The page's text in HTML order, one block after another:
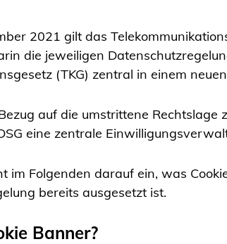
2021 gilt das
die jeweiligen
(TKG) zentral in einem
auf die umstrittene Rechtslage
eine zentrale
im Folgenden darauf ein, was
bereits ausgesetzt ist.
Banner?